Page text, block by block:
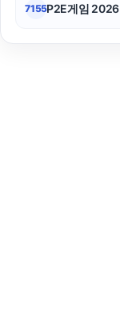
7155P2E게임